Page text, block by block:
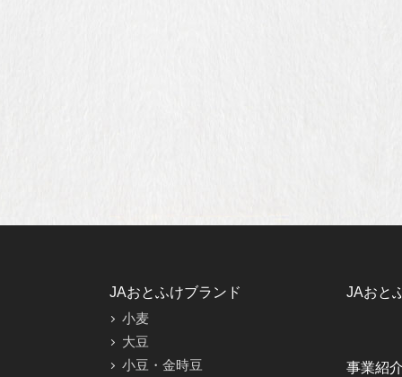
JAおとふけブランド
小麦
大豆
小豆・金時豆
JAおと
事業紹